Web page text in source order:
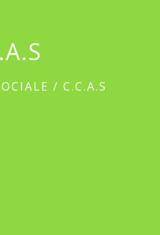
/ C.C.A.S